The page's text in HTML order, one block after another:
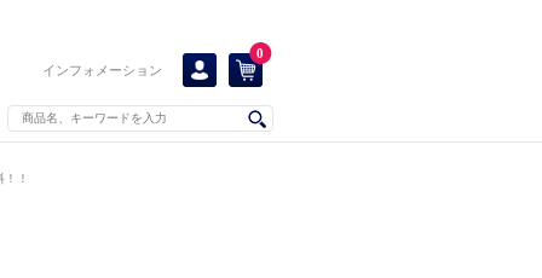
インフォメーション
0
！